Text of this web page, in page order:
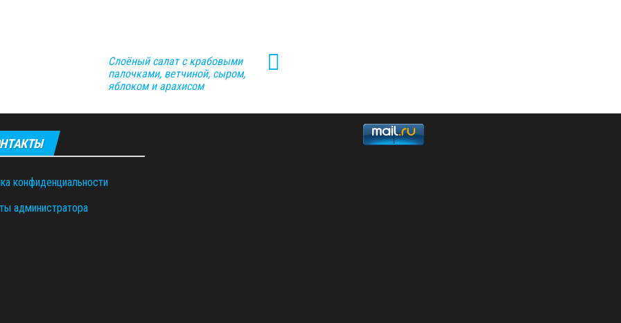
Слоёный салат с крабовыми
палочками, ветчиной, сыром,
яблоком и арахисом
конфиденциальности
администратора